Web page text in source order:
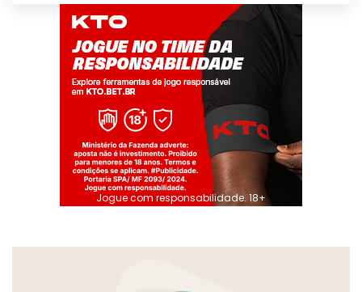
Jogue com responsabilidade. 18+